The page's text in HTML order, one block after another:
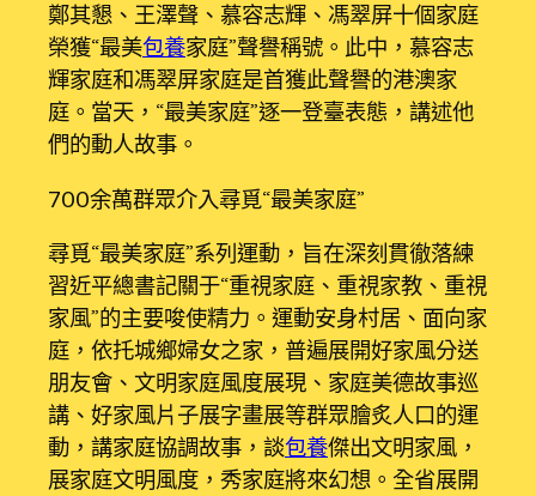
鄭其懇、王澤聲、慕容志輝、馮翠屏十個家庭
榮獲“最美包養家庭”聲譽稱號。此中，慕容志
輝家庭和馮翠屏家庭是首獲此聲譽的港澳家
庭。當天，“最美家庭”逐一登臺表態，講述他
們的動人故事。
700余萬群眾介入尋覓“最美家庭”
尋覓“最美家庭”系列運動，旨在深刻貫徹落練
習近平總書記關于“重視家庭、重視家教、重視
家風”的主要唆使精力。運動安身村居、面向家
庭，依托城鄉婦女之家，普遍展開好家風分送
朋友會、文明家庭風度展現、家庭美德故事巡
講、好家風片子展字畫展等群眾膾炙人口的運
動，講家庭協調故事，談包養傑出文明家風，
展家庭文明風度，秀家庭將來幻想。全省展開